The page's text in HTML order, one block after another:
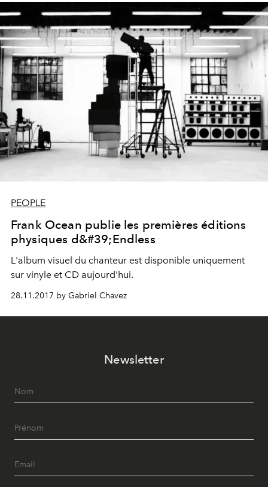
PEOPLE
Frank Ocean publie les premières éditions
physiques d&#39;Endless
L'album visuel du chanteur est disponible uniquement
sur vinyle et CD aujourd'hui.
28.11.2017 by Gabriel Chavez
Newsletter